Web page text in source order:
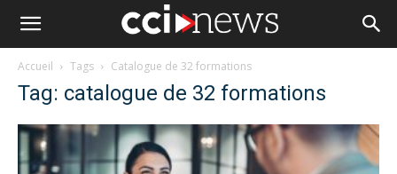
Accueil Tags Catalogue de 32 formations
Tag: catalogue de 32 formations